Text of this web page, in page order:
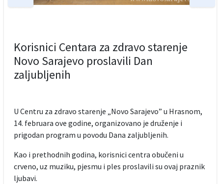
Korisnici Centara za zdravo starenje
Novo Sarajevo proslavili Dan
zaljubljenih
U Centru za zdravo starenje „Novo Sarajevo” u Hrasnom,
14. februara ove godine, organizovano je druženje i
prigodan program u povodu Dana zaljubljenih.
Kao i prethodnih godina, korisnici centra obučeni u
crveno, uz muziku, pjesmu i ples proslavili su ovaj praznik
ljubavi.